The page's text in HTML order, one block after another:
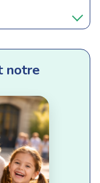
notre